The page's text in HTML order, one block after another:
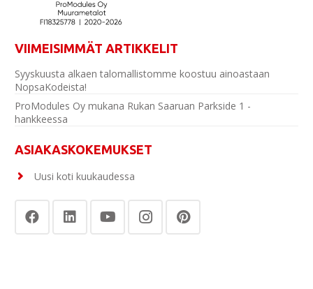
VIIMEISIMMÄT ARTIKKELIT
Syyskuusta alkaen talomallistomme koostuu ainoastaan
NopsaKodeista!
ProModules Oy mukana Rukan Saaruan Parkside 1 -
hankkeessa
ASIAKASKOKEMUKSET
Uusi koti kuukaudessa